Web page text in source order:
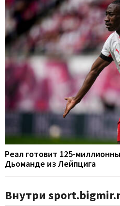
Реал готовит 125-
Дьоманде из Лейпцига
Внутри